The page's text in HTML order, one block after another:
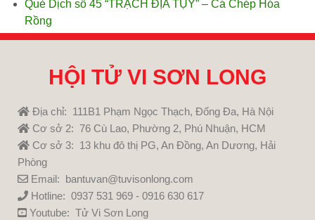
Quẻ Dịch số 45 “TRẠCH ĐỊA TỤY” – Cá Chép Hóa
Rồng
HỘI TỬ VI SƠN LONG
Địa chỉ: 111B1 Phạm Ngọc Thạch, Đống Đa, Hà Nội
Cơ sở 2: 76 Cù Lao, Phường 2, Phú Nhuận, HCM
Cơ sở 3: 13 khu đô thị PG, An Đồng, An Dương, Hải
Phòng
Email: bantuvan@tuvisonlong.com
Hotline: 0937 531 969 - 0916 630 617
Youtube: Tử Vi Sơn Long